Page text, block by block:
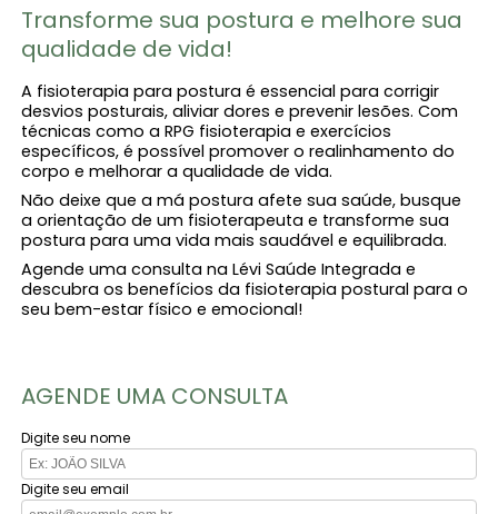
Transforme sua postura e melhore sua
qualidade de vida!
A fisioterapia para postura é essencial para corrigir
desvios posturais, aliviar dores e prevenir lesões. Com
técnicas como a RPG fisioterapia e exercícios
específicos, é possível promover o realinhamento do
corpo e melhorar a qualidade de vida.
Não deixe que a má postura afete sua saúde, busque
a orientação de um fisioterapeuta e transforme sua
postura para uma vida mais saudável e equilibrada.
Agende uma consulta na Lévi Saúde Integrada e
descubra os benefícios da fisioterapia postural para o
seu bem-estar físico e emocional!
AGENDE UMA CONSULTA
Digite seu nome
Digite seu email